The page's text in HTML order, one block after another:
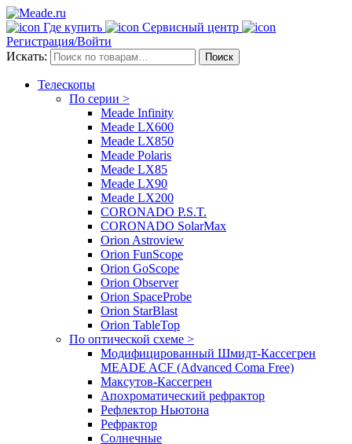
Где купить
Сервисный центр
Регистрация/Войти
Искать:
Поиск
Телескопы
По серии >
Meade Infinity
Meade LX600
Meade LX850
Meade Polaris
Meade LX85
Meade LX90
Meade LX200
CORONADO P.S.T.
CORONADO SolarMax
Orion Astroview
Orion FunScope
Orion GoScope
Orion Observer
Orion SpaceProbe
Orion StarBlast
Orion TableTop
По оптической схеме >
Модифицированный Шмидт-Кассегрен
MEADE ACF (Advanced Coma Free)
Максутов-Кассегрен
Апохроматический рефрактор
Рефлектор Ньютона
Рефрактор
Солнечные